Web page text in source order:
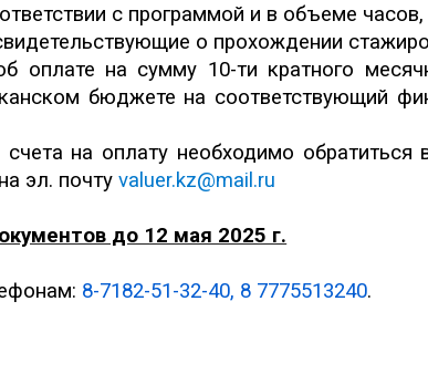
с программой и в объеме
о прохождении
оплате на сумму 10-ти кратного
бюджете на соответствующий
на оплату необходимо обратиться
эл. почту valuer.kz@mail.ru
до 12 мая 2025 г.
8-7182-51-32-40, 8 7775513240.